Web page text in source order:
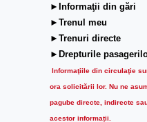
►Informaţii din gări
►Trenul meu
►Trenuri directe
►Drepturile
Informaţiile din circulaţie
ora solicitării lor. Nu ne
pagube directe, indirecte
acestor informații.